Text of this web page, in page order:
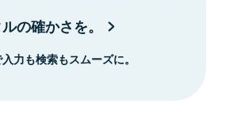
の確かさを。
力も検索もスムーズに。